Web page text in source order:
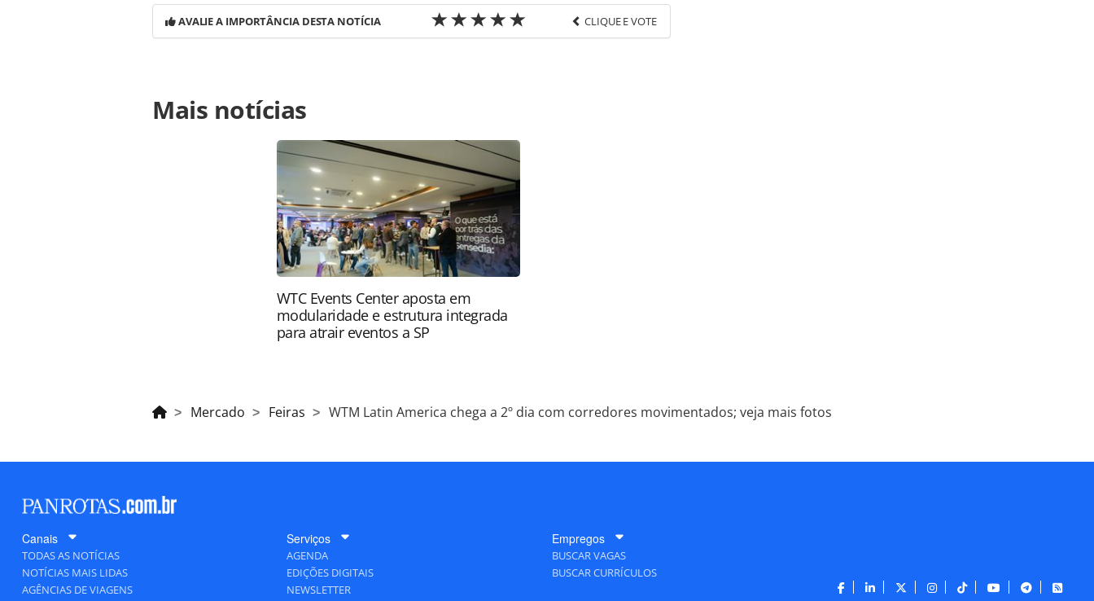
AVALIE A IMPORTÂNCIA DESTA NOTÍCIA CLIQUE E VOTE
https://www.panrotas.com.br/mercado/feiras/2025/04/wtm-latin-america-chega-a-2o-
dia-com-corredores-movimentados-veja-mais-fotos_216494.html ou as ferramentas
oferecidas na página. Todo o conteúdo produzido pela PANROTAS Editora é protegido
pela legislação brasileira sobre direito autoral. Não reproduza o conteúdo sem
autorização da PANROTAS Editora (copyright@panrotas.com.br).
Mais notícias
WTC Events Center aposta em
modularidade e estrutura integrada
para atrair eventos a SP
Mercado Feiras WTM Latin America chega a 2º dia com corredores movimentados; veja mais fotos
Canais
TODAS AS NOTÍCIAS
NOTÍCIAS MAIS LIDAS
AGÊNCIAS DE VIAGENS
Serviços
AGENDA
EDIÇÕES DIGITAIS
NEWSLETTER
Empregos
BUSCAR VAGAS
BUSCAR CURRÍCULOS